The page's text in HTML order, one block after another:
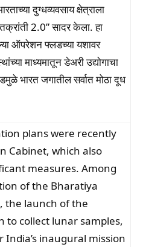
दुग्धव्यवसाय क्षेत्राला
2.0” सादर केला. हा
ऑपरेशन फ्लडच्या यशावर
माध्यमातून डेअरी उद्योगाचा
भारत जगातील सर्वात मोठा दूध
plans were recently
Cabinet, which also
measures. Among
of the Bharatiya
the launch of the
to collect lunar samples,
inaugural mission